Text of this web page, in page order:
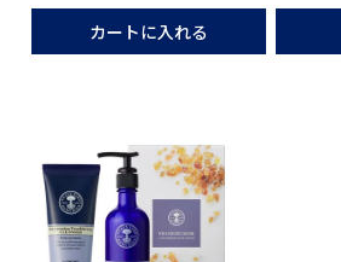
カートに入れる